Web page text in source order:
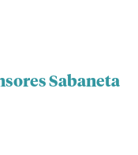
Sabaneta